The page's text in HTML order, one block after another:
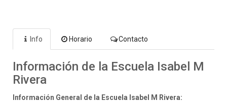
Info Horario Contacto
Información de la Escuela Isabel M
Rivera
Información General de la Escuela Isabel M Rivera: